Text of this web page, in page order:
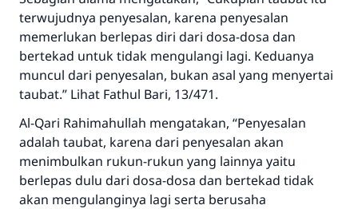
terwujudnya penyesalan, karena penyesalan
memerlukan berlepas diri dari dosa-dosa dan
bertekad untuk tidak mengulangi lagi. Keduanya
muncul dari penyesalan, bukan asal yang menyertai
taubat.” Lihat Fathul Bari, 13/471.
Al-Qari Rahimahullah mengatakan, “Penyesalan
adalah taubat, karena dari penyesalan akan
menimbulkan rukun-rukun yang lainnya yaitu
berlepas dulu dari dosa-dosa dan bertekad tidak
akan mengulanginya lagi serta berusaha